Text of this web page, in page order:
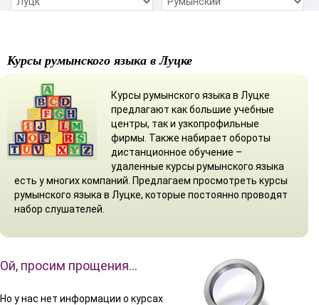
Курсы румынского языка в Луцке
Курсы румынского языка в Луцке
предлагают как большие учебные
центры, так и узкопрофильные
фирмы. Также набирает обороты
дистанционное обучение –
удаленные курсы румынского языка
есть у многих компаний. Предлагаем просмотреть курсы
румынского языка в Луцке, которые постоянно проводят
набор слушателей.
Ой, просим прощения…
Но у нас нет информации о курсах